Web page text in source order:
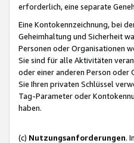
erforderlich, eine separate
Eine Kontokennzeichnung, bei
Geheimhaltung und Sicherheit
Personen oder Organisationen
Sie sind für alle Aktivitäten
oder einer anderen Person oder
Sie Ihren privaten Schlüssel
Tag-Parameter oder
haben.
(c) Nutzungsanforderungen.